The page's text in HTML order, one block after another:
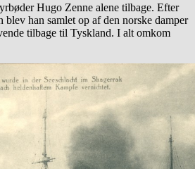
Hugo Zenne alene tilbage. Efter
blev han samlet op af den norske damper
tilbage til Tyskland. I alt omkom